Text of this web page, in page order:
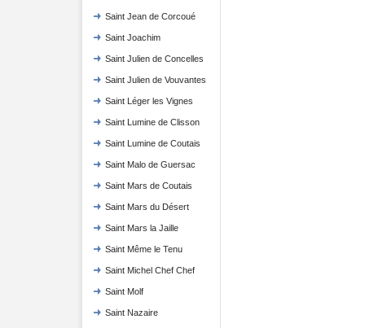
Saint Jean de Corcoué
Saint Joachim
Saint Julien de Concelles
Saint Julien de Vouvantes
Saint Léger les Vignes
Saint Lumine de Clisson
Saint Lumine de Coutais
Saint Malo de Guersac
Saint Mars de Coutais
Saint Mars du Désert
Saint Mars la Jaille
Saint Même le Tenu
Saint Michel Chef Chef
Saint Molf
Saint Nazaire